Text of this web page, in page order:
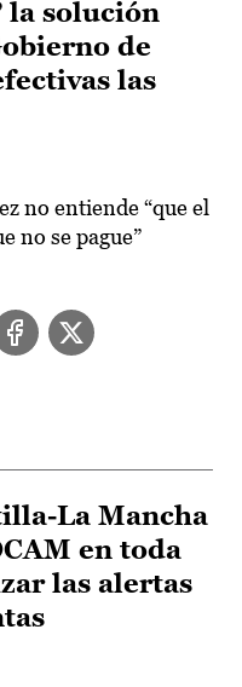
la solución
de
las
no entiende “que el
no se pague”
La Mancha
en toda
las alertas